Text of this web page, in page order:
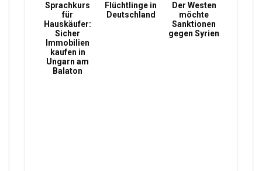
Sprachkurs
für
Hauskäufer:
Sicher
Immobilien
kaufen in
Ungarn am
Balaton
Flüchtlinge in
Deutschland
Der Westen
möchte
Sanktionen
gegen Syrien